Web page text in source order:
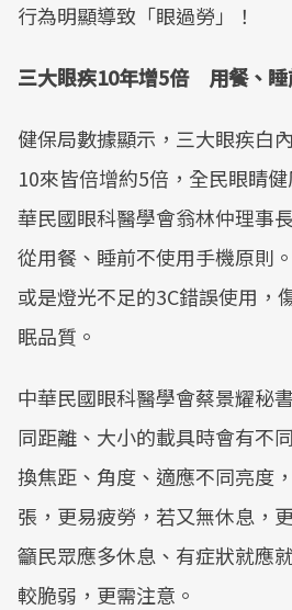
行為明顯導致「眼過勞」！
三大眼疾10年增5倍 用餐、睡
健保局數據顯示，三大眼疾白
10來皆倍增約5倍，全民眼睛
華民國眼科醫學會翁林仲理事
從用餐、睡前不使用手機原則
或是燈光不足的3C錯誤使用，
眠品質。
中華民國眼科醫學會蔡景耀秘
同距離、大小的載具時會有不
換焦距、角度、適應不同亮度
張，更易疲勞，若又無休息，
籲民眾應多休息、有症狀就應
較脆弱，更需注意。